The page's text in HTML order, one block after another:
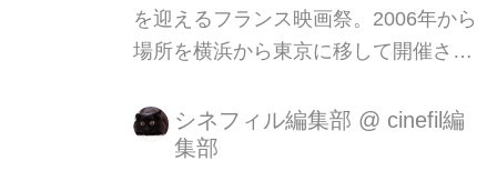
を迎えるフランス映画祭。2006年から
場所を横浜から東京に移して開催され
える今年 2005年以来13年ぶりに横浜
で6月21日(木)から24日(日)開催。 本
シネフィル編集部 @ cinefil編
集部